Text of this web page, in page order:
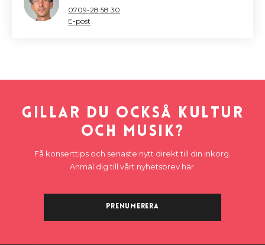
0709-28 58 30
E-post
Gillar du också kultur
och musik?
Få konserttips och senaste nytt direkt till din inkorg.
Anmäl dig till vårt nyhetsbrev här.
Prenumerera